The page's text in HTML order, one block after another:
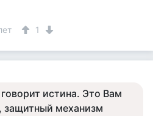
1
истина. Это Вам
защитный механизм